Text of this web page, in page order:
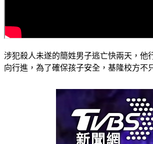
涉犯殺人未遂的簡姓男子逃亡快兩天，他
向行進，為了確保孩子安全，基隆校方不